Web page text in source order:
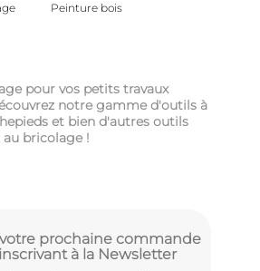
Peinture bois
pour vos petits travaux
notre gamme d'outils à
et bien d'autres outils
au bricolage !
prochaine commande
à la Newsletter